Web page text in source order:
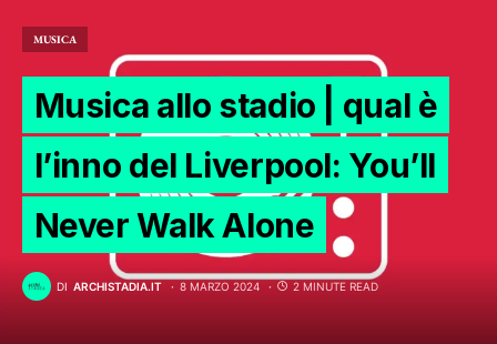
MUSICA
Musica allo stadio | qual è
l’inno del Liverpool: You’ll
Never Walk Alone
DI ARCHISTADIA.IT 8 MARZO 2024 2 MINUTE READ